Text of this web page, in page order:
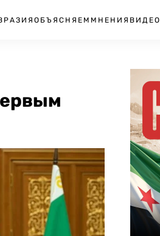
ОБЪЯСНЯЕМ МНЕНИЯ ВИДЕО